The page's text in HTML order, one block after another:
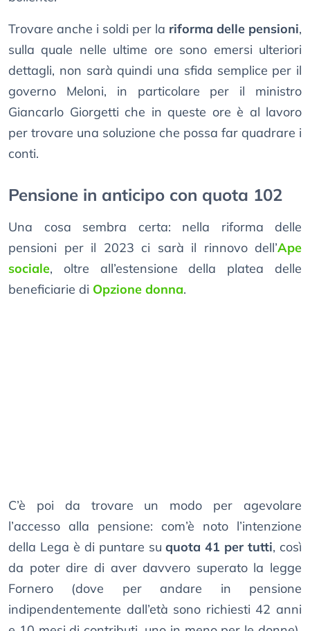
Trovare anche i soldi per la riforma delle pensioni,
sulla quale nelle ultime ore sono emersi ulteriori
dettagli, non sarà quindi una sfida semplice per il
governo Meloni, in particolare per il ministro
Giancarlo Giorgetti che in queste ore è al lavoro
per trovare una soluzione che possa far quadrare i
conti.
Pensione in anticipo con quota 102
Una cosa sembra certa: nella riforma delle
pensioni per il 2023 ci sarà il rinnovo dell’Ape
sociale, oltre all’estensione della platea delle
beneficiarie di Opzione donna.
C’è poi da trovare un modo per agevolare
l’accesso alla pensione: com’è noto l’intenzione
della Lega è di puntare suquota 41 per tutti, così
da poter dire di aver davvero superato la legge
Fornero (dove per andare in pensione
indipendentemente dall’età sono richiesti 42 anni